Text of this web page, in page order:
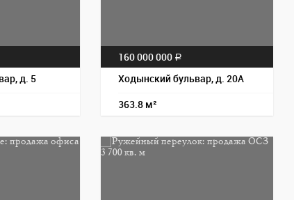
д. 5
160 000 000 a
Ходынский бульвар, д. 20А
363.8 м²